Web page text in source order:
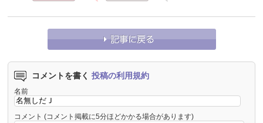
コメントを書く 投稿の利用規約
名前
コメント (コメント掲載に5分ほどかかる場合があります)